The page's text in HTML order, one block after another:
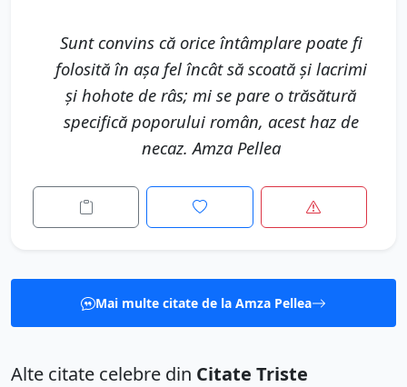
Sunt convins că orice întâmplare poate fi
folosită în aşa fel încât să scoată şi lacrimi
şi hohote de râs; mi se pare o trăsătură
specifică poporului român, acest haz de
necaz. Amza Pellea
Mai multe citate de la Amza Pellea
Alte citate celebre din Citate Triste